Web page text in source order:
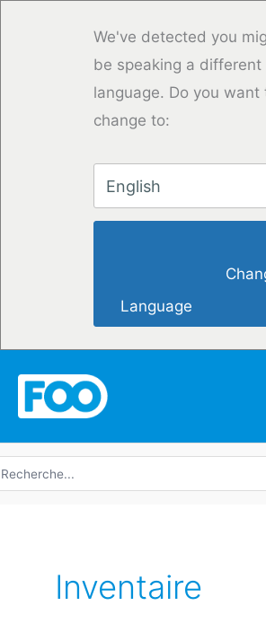
We've detected you
be speaking a different
language. Do you want
change to:
English
Inventaire